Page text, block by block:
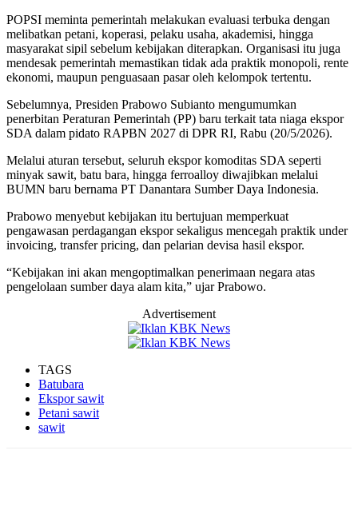
POPSI meminta pemerintah melakukan evaluasi terbuka dengan
melibatkan petani, koperasi, pelaku usaha, akademisi, hingga
masyarakat sipil sebelum kebijakan diterapkan. Organisasi itu juga
mendesak pemerintah memastikan tidak ada praktik monopoli, rente
ekonomi, maupun penguasaan pasar oleh kelompok tertentu.
Sebelumnya, Presiden Prabowo Subianto mengumumkan
penerbitan Peraturan Pemerintah (PP) baru terkait tata niaga ekspor
SDA dalam pidato RAPBN 2027 di DPR RI, Rabu (20/5/2026).
Melalui aturan tersebut, seluruh ekspor komoditas SDA seperti
minyak sawit, batu bara, hingga ferroalloy diwajibkan melalui
BUMN baru bernama PT Danantara Sumber Daya Indonesia.
Prabowo menyebut kebijakan itu bertujuan memperkuat
pengawasan perdagangan ekspor sekaligus mencegah praktik under
invoicing, transfer pricing, dan pelarian devisa hasil ekspor.
“Kebijakan ini akan mengoptimalkan penerimaan negara atas
pengelolaan sumber daya alam kita,” ujar Prabowo.
Advertisement
TAGS
Batubara
Ekspor sawit
Petani sawit
sawit